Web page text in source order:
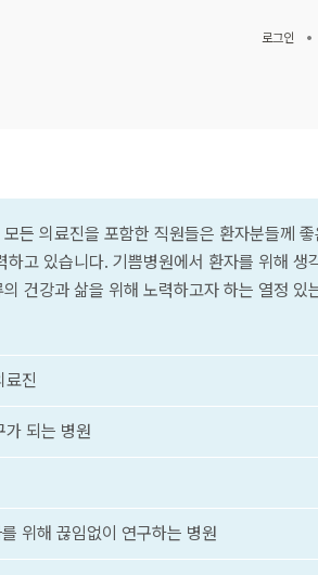
로그인
든 의료진을 포함한 직원들은 환자분들께 좋
하고 있습니다. 기쁨병원에서 환자를 위해 생
건강과 삶을 위해 노력하고자 하는 열정 있
료진
가 되는 병원
위해 끊임없이 연구하는 병원